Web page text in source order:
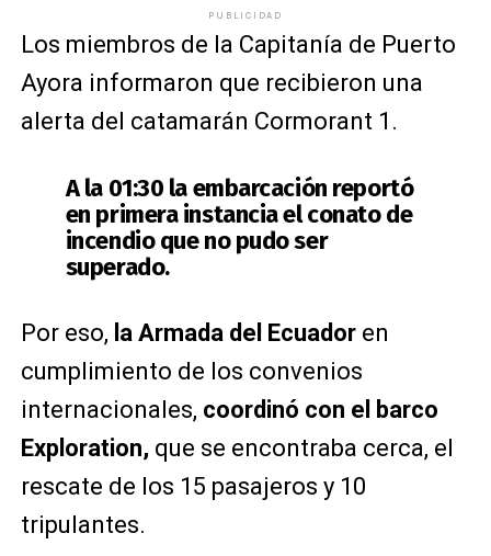
PUBLICIDAD
Los miembros de la Capitanía de Puerto
Ayora informaron que recibieron una
alerta del catamarán Cormorant 1.
A la 01:30 la embarcación reportó
en primera instancia el conato de
incendio que no pudo ser
superado.
Por eso, la Armada del Ecuadoren
cumplimiento de los convenios
internacionales, coordinó con el barco
Exploration,que se encontraba cerca, el
rescate de los 15 pasajeros y 10
tripulantes.